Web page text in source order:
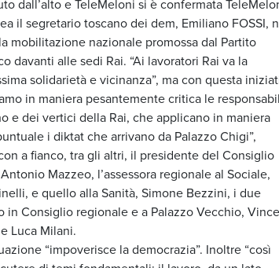
dall’alto e TeleMeloni si è confermata
il segretario toscano dei dem, Emiliano FOSSI,
mobilitazione nazionale promossa dal Partito
davanti alle sedi Rai. “Ai lavoratori Rai va la
solidarietà e vicinanza”, ma con questa
in maniera pesantemente critica le
e dei vertici della Rai, che applicano in maniera
i diktat che arrivano da Palazzo Chigi”,
a fianco, tra gli altri, il presidente del Consiglio
Mazzeo, l’assessora regionale al Sociale,
e quello alla Sanità, Simone Bezzini, i due
in Consiglio regionale e a Palazzo Vecchio,
Luca Milani.
“impoverisce la democrazia”. Inoltre “così